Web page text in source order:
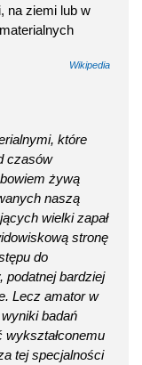
na ziemi lub w
Wikipedia
które
czasów
żywą
naszą
wielki zapał
stronę
do
podatnej bardziej
Lecz amator w
badań
wykształconemu
tej specjalności